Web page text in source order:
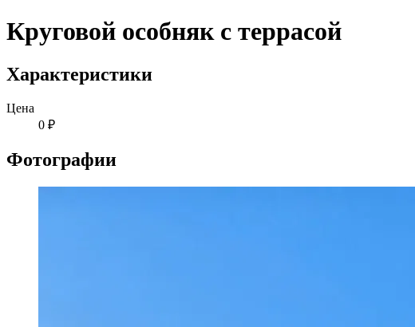
Круговой особняк с террасой
Характеристики
Цена
0 ₽
Фотографии